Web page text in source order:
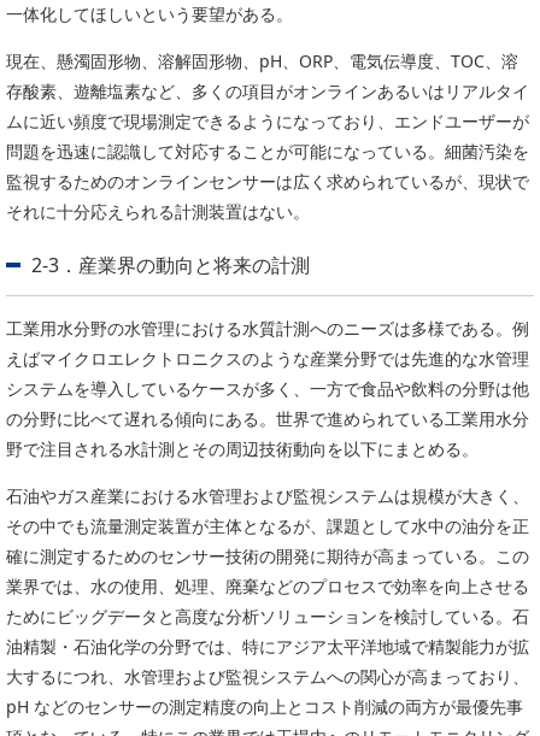
一体化してほしいという要望がある。
現在、懸濁固形物、溶解固形物、pH、ORP、電気伝導度、TOC、溶
存酸素、遊離塩素など、多くの項目がオンラインあるいはリアルタイ
ムに近い頻度で現場測定できるようになっており、エンドユーザーが
問題を迅速に認識して対応することが可能になっている。細菌汚染を
監視するためのオンラインセンサーは広く求められているが、現状で
それに十分応えられる計測装置はない。
2-3．産業界の動向と将来の計測
工業用水分野の水管理における水質計測へのニーズは多様である。例
えばマイクロエレクトロニクスのような産業分野では先進的な水管理
システムを導入しているケースが多く、一方で食品や飲料の分野は他
の分野に比べて遅れる傾向にある。世界で進められている工業用水分
野で注目される水計測とその周辺技術動向を以下にまとめる。
石油やガス産業における水管理および監視システムは規模が大きく、
その中でも流量測定装置が主体となるが、課題として水中の油分を正
確に測定するためのセンサー技術の開発に期待が高まっている。この
業界では、水の使用、処理、廃棄などのプロセスで効率を向上させる
ためにビッグデータと高度な分析ソリューションを検討している。石
油精製・石油化学の分野では、特にアジア太平洋地域で精製能力が拡
大するにつれ、水管理および監視システムへの関心が高まっており、
pH などのセンサーの測定精度の向上とコスト削減の両方が最優先事